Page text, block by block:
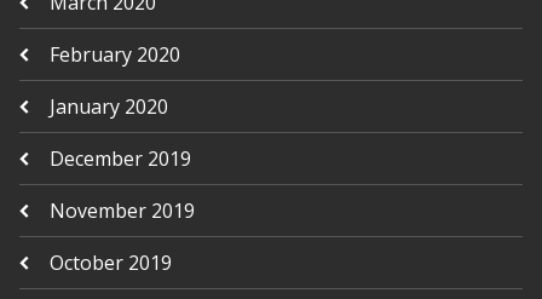
February 2020
January 2020
December 2019
November 2019
October 2019